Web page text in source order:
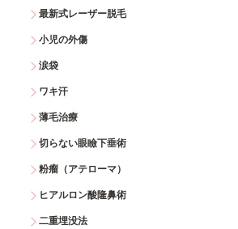
最新式レーザー脱毛
小児の外傷
涙袋
ワキ汗
薄毛治療
切らない眼瞼下垂術
粉瘤（アテローマ）
ヒアルロン酸隆鼻術
二重埋没法